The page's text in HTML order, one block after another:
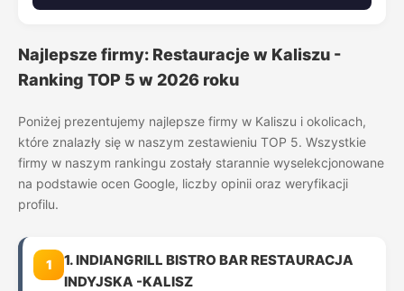
Najlepsze firmy: Restauracje w Kaliszu -
Ranking TOP 5 w 2026 roku
Poniżej prezentujemy najlepsze firmy w Kaliszu i okolicach,
które znalazły się w naszym zestawieniu TOP 5. Wszystkie
firmy w naszym rankingu zostały starannie wyselekcjonowane
na podstawie ocen Google, liczby opinii oraz weryfikacji
profilu.
1
1. INDIANGRILL BISTRO BAR RESTAURACJA
INDYJSKA -KALISZ